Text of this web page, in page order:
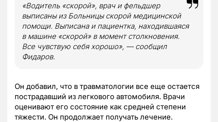
«Водитель «скорой», врач и фельдшер
выписаны из Больницы скорой медицинской
помощи. Выписана и пациентка, находившаяся
в машине «скорой» в момент столкновения.
Все чувствую себя хорошо», — сообщил
Фидаров.
Он добавил, что в травматологии все еще остается
пострадавший из легкового автомобиля. Врачи
оценивают его состояние как средней степени
тяжести. Он продолжает получать лечение.